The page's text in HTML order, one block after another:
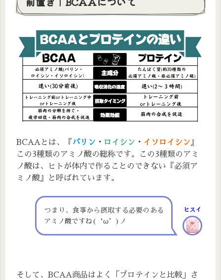
BCAAとは、『 バリン ・ ロイシン ・ イソロイシン 』
この3種類のアミノ酸の総称です。この3種類のアミ
ノ酸は、ヒトが体内で作ることのできない『必須ア
ミノ酸』と呼ばれています。
つまり、食事から摂取する必要のある
アミノ酸ですね(‘ω’)ノ
ヒスイ
そして、BCAA商品はよく「プロテインと比較」さ